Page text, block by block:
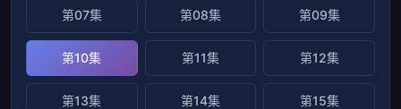
第07集 第08集 第09集
第10集 第11集 第12集
第13集 第14集 第15集